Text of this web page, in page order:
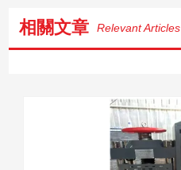
相關文章 Relevant Articles